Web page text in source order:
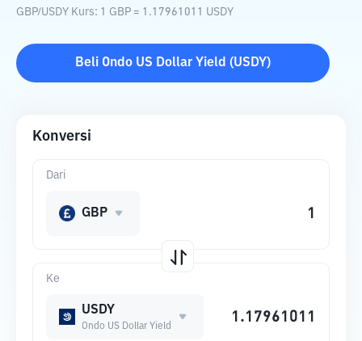
GBP/USDY Kurs: 1 GBP = 1.17961011 USDY
Beli Ondo US Dollar Yield (USDY)
Konversi
Ke
USDY
Ondo US Dollar Yield
Dari
GBP